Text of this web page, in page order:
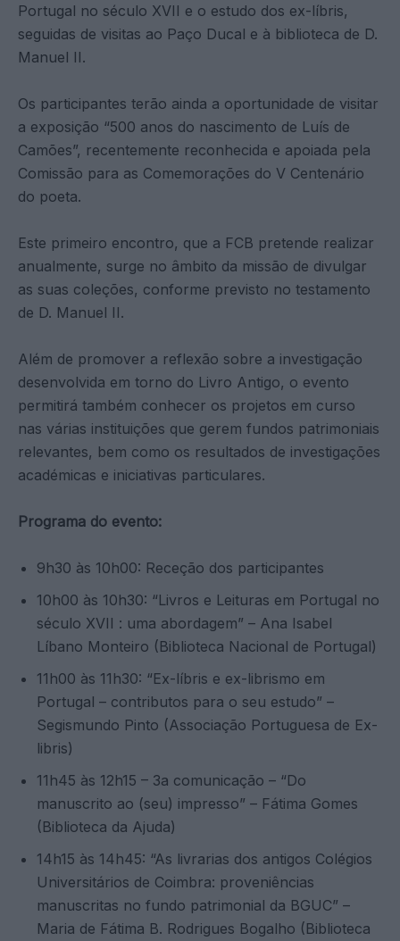
Portugal no século XVII e o estudo dos ex-líbris,
seguidas de visitas ao Paço Ducal e à biblioteca de D.
Manuel II.
Os participantes terão ainda a oportunidade de visitar
a exposição “500 anos do nascimento de Luís de
Camões”, recentemente reconhecida e apoiada pela
Comissão para as Comemorações do V Centenário
do poeta.
Este primeiro encontro, que a FCB pretende realizar
anualmente, surge no âmbito da missão de divulgar
as suas coleções, conforme previsto no testamento
de D. Manuel II.
Além de promover a reflexão sobre a investigação
desenvolvida em torno do Livro Antigo, o evento
permitirá também conhecer os projetos em curso
nas várias instituições que gerem fundos patrimoniais
relevantes, bem como os resultados de investigações
académicas e iniciativas particulares.
Programa do evento:
9h30 às 10h00: Receção dos participantes
10h00 às 10h30: “Livros e Leituras em Portugal no
século XVII : uma abordagem” – Ana Isabel
Líbano Monteiro (Biblioteca Nacional de Portugal)
11h00 às 11h30: “Ex-líbris e ex-librismo em
Portugal – contributos para o seu estudo” –
Segismundo Pinto (Associação Portuguesa de Ex-
libris)
11h45 às 12h15 – 3a comunicação – “Do
manuscrito ao (seu) impresso” – Fátima Gomes
(Biblioteca da Ajuda)
14h15 às 14h45: “As livrarias dos antigos Colégios
Universitários de Coimbra: proveniências
manuscritas no fundo patrimonial da BGUC” –
Maria de Fátima B. Rodrigues Bogalho (Biblioteca